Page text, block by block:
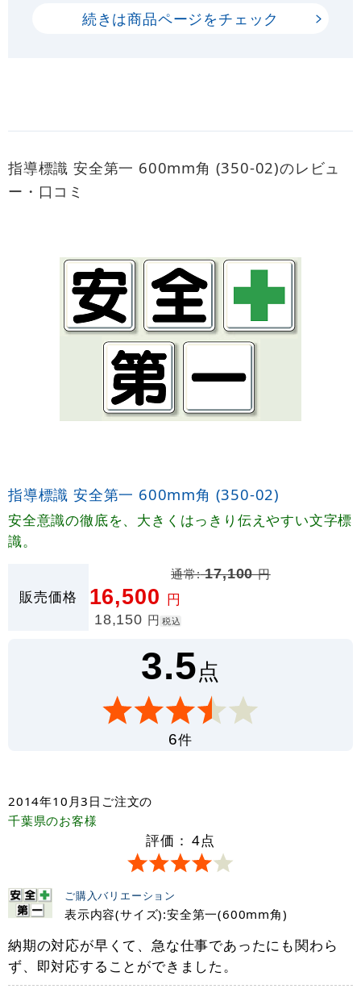
続きは商品ページをチェック
指導標識 安全第一 600mm角 (350-02)のレビュ
ー・口コミ
指導標識 安全第一 600mm角 (350-02)
安全意識の徹底を、大きくはっきり伝えやすい文字標
識。
販売価格
通常:17,100円
16,500 円
18,150 円 税込
3.5点
6件
2014年10月3日 ご注文の
千葉県のお客様
評価： 4点
ご購入バリエーション
表示内容(サイズ):安全第一(600mm角)
納期の対応が早くて、急な仕事であったにも関わら
ず、即対応することができました。